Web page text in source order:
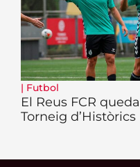
| Futbol
El Reus FCR
Torneig d’Històrics